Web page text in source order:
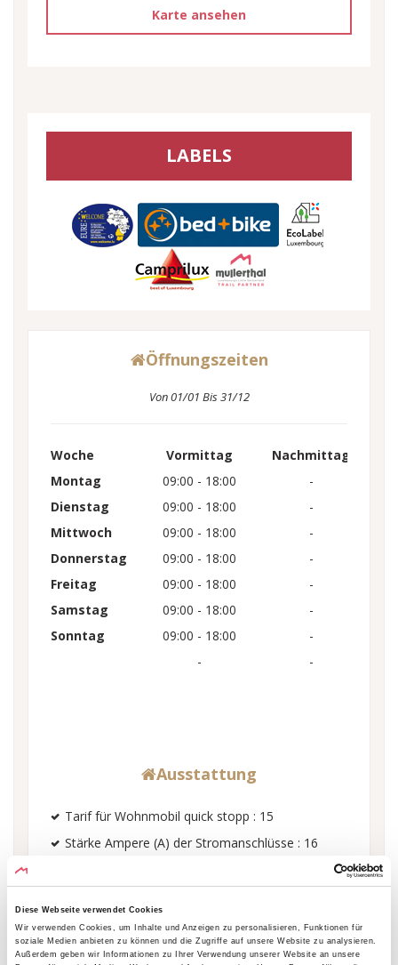
Diese Webseite verwendet Cookies
Wir verwenden Cookies, um Inhalte und Anzeigen zu personalisieren, Funktionen für
soziale Medien anbieten zu können und die Zugriffe auf unsere Website zu analysieren.
Außerdem geben wir Informationen zu Ihrer Verwendung unserer Website an unsere
Karte ansehen
LABELS
Öffnungszeiten
Von 01/01 Bis 31/12
Woche Vormittag
Nachmittag
Montag
09:00 - 18:00
-
Dienstag
09:00 - 18:00
-
Mittwoch
09:00 - 18:00
-
Donnerstag
09:00 - 18:00
-
Freitag
09:00 - 18:00
-
Samstag
09:00 - 18:00
-
Sonntag
09:00 - 18:00
-
-
-
Ausstattung
Tarif für Wohnmobil quick stopp : 15
Stärke Ampere (A) der Stromanschlüsse : 16
Tarif Stromanschluss pro Nacht : 2.6
Anzahl privater Bäder : 1